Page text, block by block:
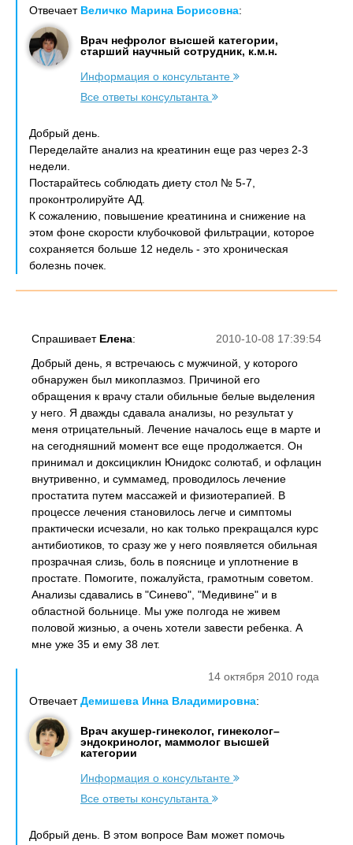
Отвечает Величко Марина Борисовна:
Врач нефролог высшей категории,
старший научный сотрудник, к.м.н.
Информация о консультанте
Все ответы консультанта
Добрый день.
Переделайте анализ на креатинин еще раз через 2-3
недели.
Постарайтесь соблюдать диету стол № 5-7,
проконтролируйте АД.
К сожалению, повышение креатинина и снижение на
этом фоне скорости клубочковой фильтрации, которое
сохраняется больше 12 недель - это хроническая
болезнь почек.
2010-10-08 17:39:54
Спрашивает Елена:
Добрый день, я встречаюсь с мужчиной, у которого
обнаружен был микоплазмоз. Причиной его
обращения к врачу стали обильные белые выделения
у него. Я дважды сдавала анализы, но результат у
меня отрицательный. Лечение началось еще в марте и
на сегодняшний момент все еще продолжается. Он
принимал и доксициклин Юнидокс солютаб, и офлацин
внутривенно, и суммамед, проводилось лечение
простатита путем массажей и физиотерапией. В
процессе лечения становилось легче и симптомы
практически исчезали, но как только прекращался курс
антибиотиков, то сразу же у него появляется обильная
прозрачная слизь, боль в пояснице и уплотнение в
простате. Помогите, пожалуйста, грамотным советом.
Анализы сдавались в "Синево", "Медивине" и в
областной больнице. Мы уже полгода не живем
половой жизнью, а очень хотели завести ребенка. А
мне уже 35 и ему 38 лет.
14 октября 2010 года
ОтвечаетДемишева Инна Владимировна:
Врач акушер-гинеколог, гинеколог–
эндокринолог, маммолог высшей
категории
Информация о консультанте
Все ответы консультанта
Добрый день. В этом вопросе Вам может помочь